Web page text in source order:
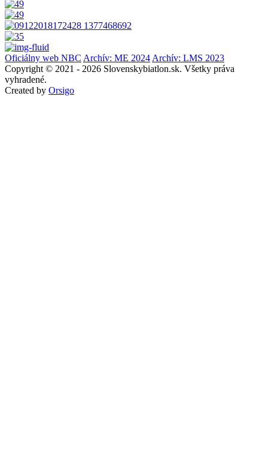
Oficiálny web NBC Archív: ME 2024 Archív: LMS 2023
Copyright © 2021 - 2026 Slovenskybiatlon.sk. Všetky práva
vyhradené.
Created by Orsigo